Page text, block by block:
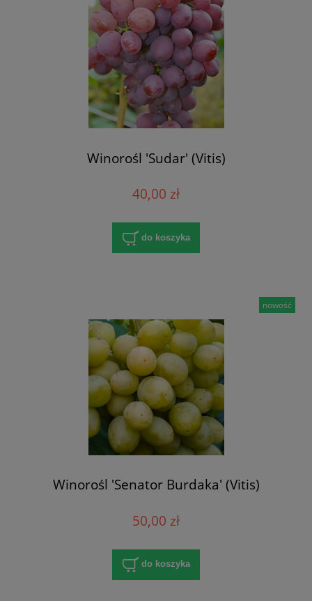
Winorośl 'Sudar' (Vitis)
40,00 zł
do koszyka
Winorośl 'Senator Burdaka' (Vitis)
50,00 zł
do koszyka
nowość